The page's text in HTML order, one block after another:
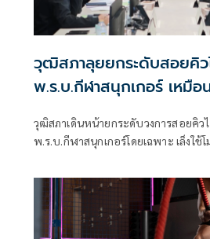
วุฒิสภาลุยยกระดับสอยคิว
พ.ร.บ.กีฬาสนุกเกอร์ เหมื
วุฒิสภาเดินหน้ายกระดับวงการสอยคิว
พ.ร.บ.กีฬาสนุกเกอร์โดยเฉพาะ เล็งใช้โ
ยังน้อย พร้อมจี้มหาดไทยถอดสนุกเก
กฎหมายการพนัน ชี้ต้องเปลี่ยนภาพลัก